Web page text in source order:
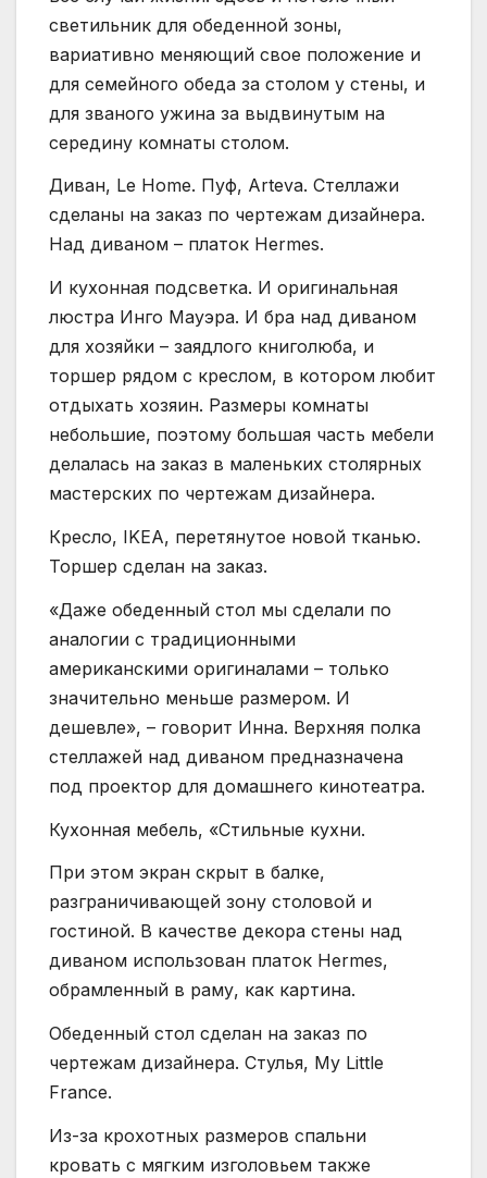
светильник для обеденной зоны,
вариативно меняющий свое положение и
для семейного обеда за столом у стены, и
для званого ужина за выдвинутым на
середину комнаты столом.
Диван, Le Home. Пуф, Arteva. Стеллажи
сделаны на заказ по чертежам дизайнера.
Над диваном – платок Hermes.
И кухонная подсветка. И оригинальная
люстра Инго Мауэра. И бра над диваном
для хозяйки – заядлого книголюба, и
торшер рядом с креслом, в котором любит
отдыхать хозяин. Размеры комнаты
небольшие, поэтому большая часть мебели
делалась на заказ в маленьких столярных
мастерских по чертежам дизайнера.
Кресло, IKEA, перетянутое новой тканью.
Торшер сделан на заказ.
«Даже обеденный стол мы сделали по
аналогии с традиционными
американскими оригиналами – только
значительно меньше размером. И
дешевле», – говорит Инна. Верхняя полка
стеллажей над диваном предназначена
под проектор для домашнего кинотеатра.
Кухонная мебель, «Стильные кухни.
При этом экран скрыт в балке,
разграничивающей зону столовой и
гостиной. В качестве декора стены над
диваном использован платок Hermes,
обрамленный в раму, как картина.
Обеденный стол сделан на заказ по
чертежам дизайнера. Стулья, My Little
France.
Из-за крохотных размеров спальни
кровать с мягким изголовьем также